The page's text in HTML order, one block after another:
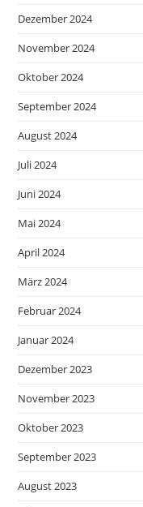
Dezember 2024
November 2024
Oktober 2024
September 2024
August 2024
Juli 2024
Juni 2024
Mai 2024
April 2024
März 2024
Februar 2024
Januar 2024
Dezember 2023
November 2023
Oktober 2023
September 2023
August 2023